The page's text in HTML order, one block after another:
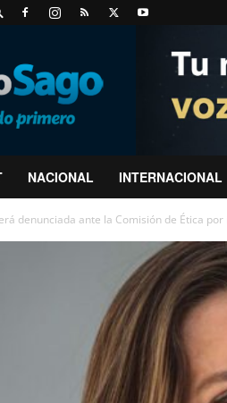
NACIONAL INTERNACIONAL
denunciada ante la Comisión de Ética por